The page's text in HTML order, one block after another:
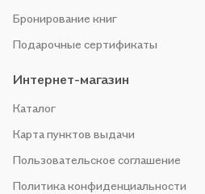
Бронирование книг
Подарочные сертификаты
Интернет-магазин
Каталог
Карта пунктов выдачи
Пользовательское соглашение
Политика конфиденциальности